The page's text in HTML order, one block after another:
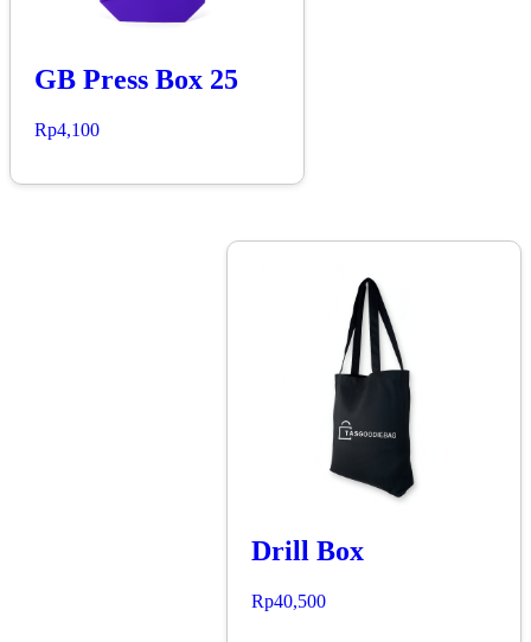
GB Press Box 25
Rp4,100
Drill Box
Rp40,500